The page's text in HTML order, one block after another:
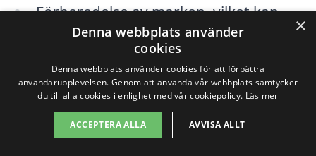
Förberedelse av marken, vilket kan
kräva schaktning och planering.
Eventuella extra funktioner, som
trappor, kantsten eller inläggningar.
Transportkostnader för leverans av
×
Denna webbplats använder
cookies
Denna webbplats använder cookies för att förbättra
användarupplevelsen. Genom att använda vår webbplats samtycker
du till alla cookies i enlighet med vår cookiepolicy. Läs mer
ACCEPTERA ALLA AVVISA ALLT